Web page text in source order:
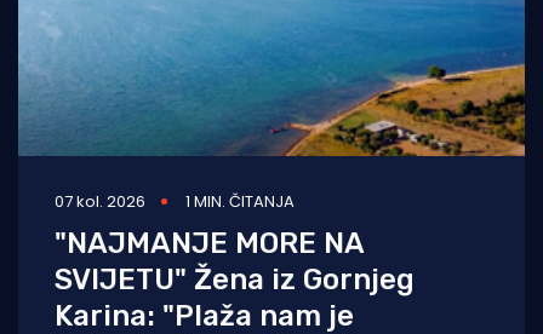
07 kol. 2026 1 MIN. ČITANJA
"NAJMANJE MORE NA
SVIJETU" Žena iz Gornjeg
Karina: "Plaža nam je